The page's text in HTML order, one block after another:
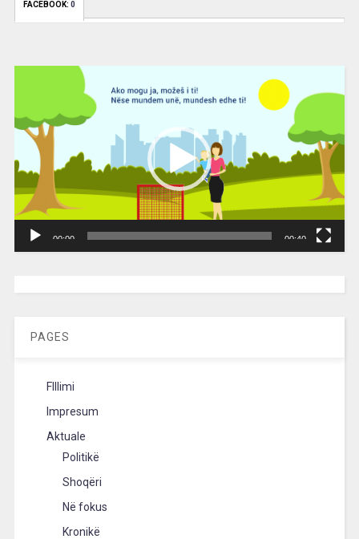
FACEBOOK: 0
00:00 00:40
PAGES
FIllimi
Impresum
Aktuale
Politikë
Shoqëri
Në fokus
Kronikë